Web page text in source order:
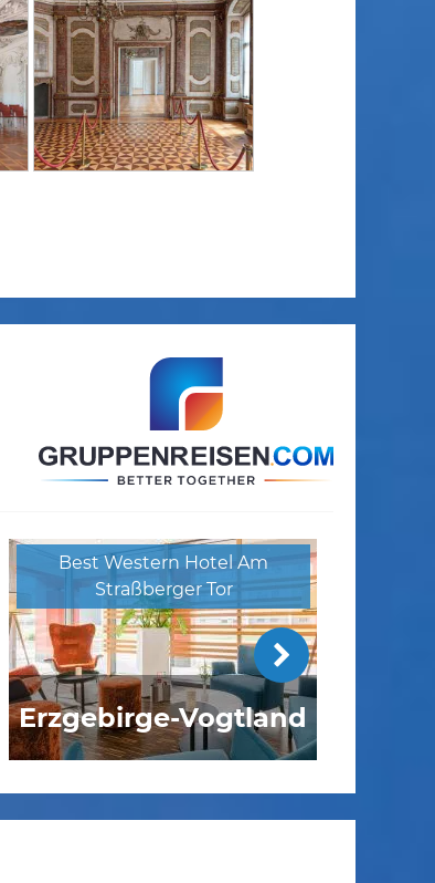
Best Western Hotel Am
Straßberger Tor
Erzgebirge-Vogtland